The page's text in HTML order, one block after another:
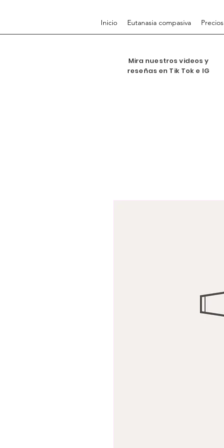
Inicio Eutanasia compasiva Precios
Mira nuestros videos y
reseñas en Tik Tok e IG